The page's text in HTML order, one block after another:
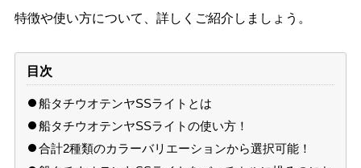
特徴や使い方について、詳しくご紹介しましょう。
目次
船タチウオテンヤSSライトとは
船タチウオテンヤSSライトの使い方！
合計2種類のカラーバリエーションから選択可能！